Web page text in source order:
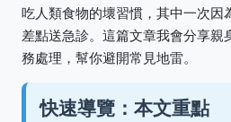
吃人類食物的壞習慣，其中一次因
差點送急診。這篇文章我會分享親
務處理，幫你避開常見地雷。
快速導覽：本文重點